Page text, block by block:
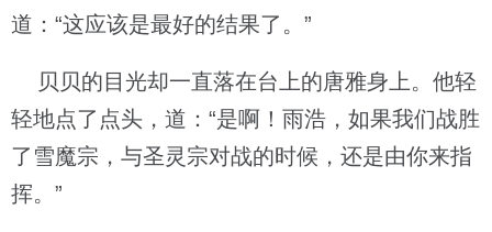
道：“这应该是最好的结果了。”
贝贝的目光却一直落在台上的唐雅身上。他轻
轻地点了点头，道：“是啊！雨浩，如果我们战胜
了雪魔宗，与圣灵宗对战的时候，还是由你来指
挥。”